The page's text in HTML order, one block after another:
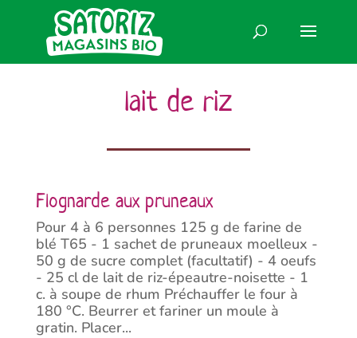
lait de riz
Flognarde aux pruneaux
Pour 4 à 6 personnes 125 g de farine de
blé T65 - 1 sachet de pruneaux moelleux -
50 g de sucre complet (facultatif) - 4 oeufs
- 25 cl de lait de riz-épeautre-noisette - 1
c. à soupe de rhum Préchauffer le four à
180 °C. Beurrer et fariner un moule à
gratin. Placer...